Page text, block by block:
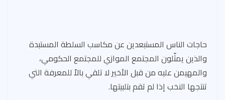
حاجات الناس المستبعدين عن مكاسب السلطة المستبدة
والذين يمثّلون المجتمع الموازي للمجتمع الحكومي،
والمهيمن عليه من قبل الأخير لا تلقي بالاً للمعرفة التي
تنتجها النخب إذا لم تقم بتلبيتها.